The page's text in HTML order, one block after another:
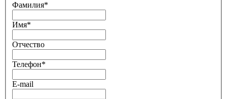
Фамилия*
Имя*
Отчество
Телефон*
E-mail